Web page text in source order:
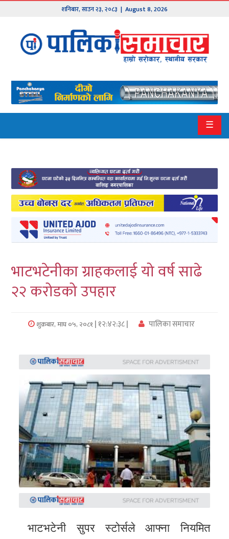
शनिबार,साउन२३,२०८३ | August 8, 2026
मुख्य
समाचार
हाम्रो
पालिका
१
२
बागमती
गण्डकी
कर्णाली
सुदुरपश्चिम
प्रदेश/
समाचार
अन्तरवार्ता
फोटो
समाचार
भिडियो
समाचार
अन्य
समाचार
Preeti
☰
भाटभटेनीका ग्राहकलाई यो वर्ष साढे
२२ करोडको उपहार
शुक्रबार, माघ ०५, २०८१ | १२:४२:३८ | पालिका समाचार
भाटभटेनी सुपर स्टोर्सले आफ्ना नियमित